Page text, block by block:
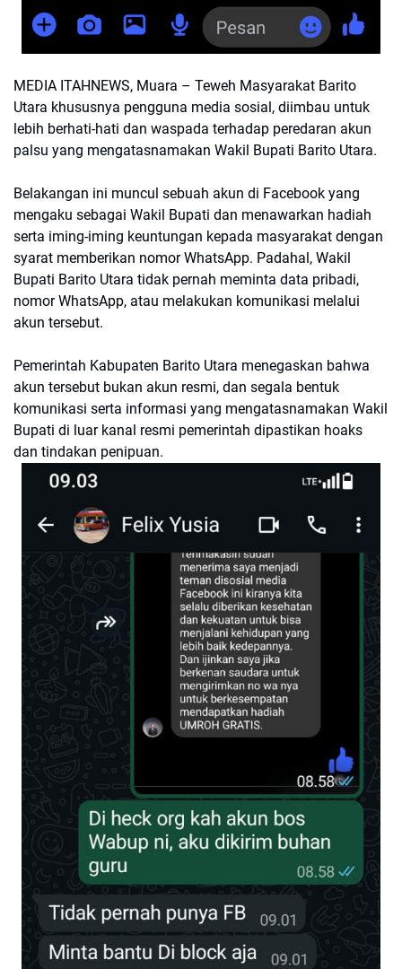
MEDIA ITAHNEWS, Muara – Teweh Masyarakat Barito
Utara khususnya pengguna media sosial, diimbau untuk
lebih berhati-hati dan waspada terhadap peredaran akun
palsu yang mengatasnamakan Wakil Bupati Barito Utara.
Belakangan ini muncul sebuah akun di Facebook yang
mengaku sebagai Wakil Bupati dan menawarkan hadiah
serta iming-iming keuntungan kepada masyarakat dengan
syarat memberikan nomor WhatsApp. Padahal, Wakil
Bupati Barito Utara tidak pernah meminta data pribadi,
nomor WhatsApp, atau melakukan komunikasi melalui
akun tersebut.
Pemerintah Kabupaten Barito Utara menegaskan bahwa
akun tersebut bukan akun resmi, dan segala bentuk
komunikasi serta informasi yang mengatasnamakan Wakil
Bupati di luar kanal resmi pemerintah dipastikan hoaks
dan tindakan penipuan.